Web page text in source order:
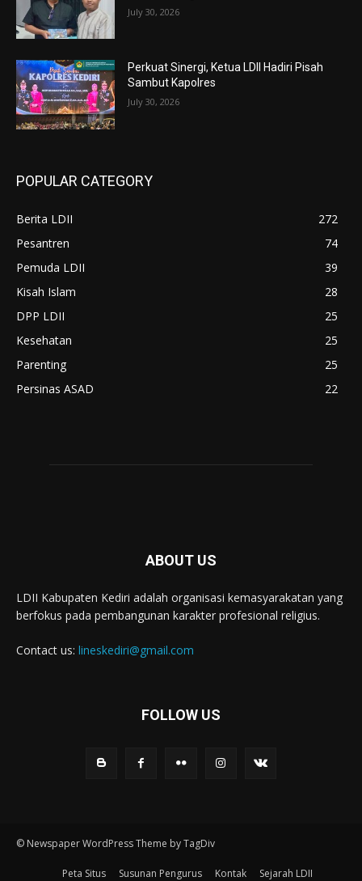
July 30, 2026
Perkuat Sinergi, Ketua LDII Hadiri Pisah
Sambut Kapolres
July 30, 2026
POPULAR CATEGORY
Berita LDII
272
Pesantren
74
Pemuda LDII
39
Kisah Islam
28
DPP LDII
25
Kesehatan
25
Parenting
25
Persinas ASAD
22
ABOUT US
LDII Kabupaten Kediri adalah organisasi kemasyarakatan yang
berfokus pada pembangunan karakter profesional religius.
Contact us: lineskediri@gmail.com
FOLLOW US
© Newspaper WordPress Theme by TagDiv
Peta Situs Susunan Pengurus Kontak Sejarah LDII